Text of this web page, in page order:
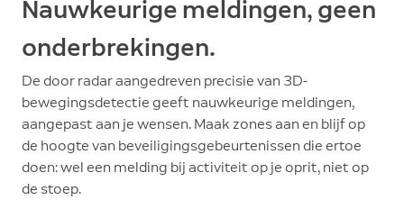
Nauwkeurige meldingen, geen
onderbrekingen.
De door radar aangedreven precisie van 3D-
bewegingsdetectie geeft nauwkeurige meldingen,
aangepast aan je wensen. Maak zones aan en blijf op
de hoogte van beveiligingsgebeurtenissen die ertoe
doen: wel een melding bij activiteit op je oprit, niet op
de stoep.